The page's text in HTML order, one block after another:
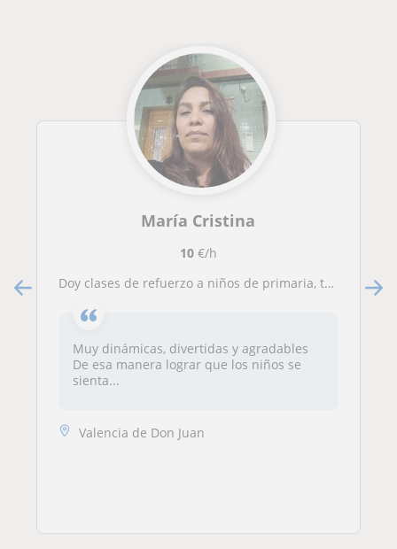
María Cristina
10€/h
Doy clases de refuerzo a niños de primaria, tengo hijos que asisten a 3 y 5 grado
Muy dinámicas, divertidas y agradables
De esa manera lograr que los niños se
sienta...
Valencia de Don Juan